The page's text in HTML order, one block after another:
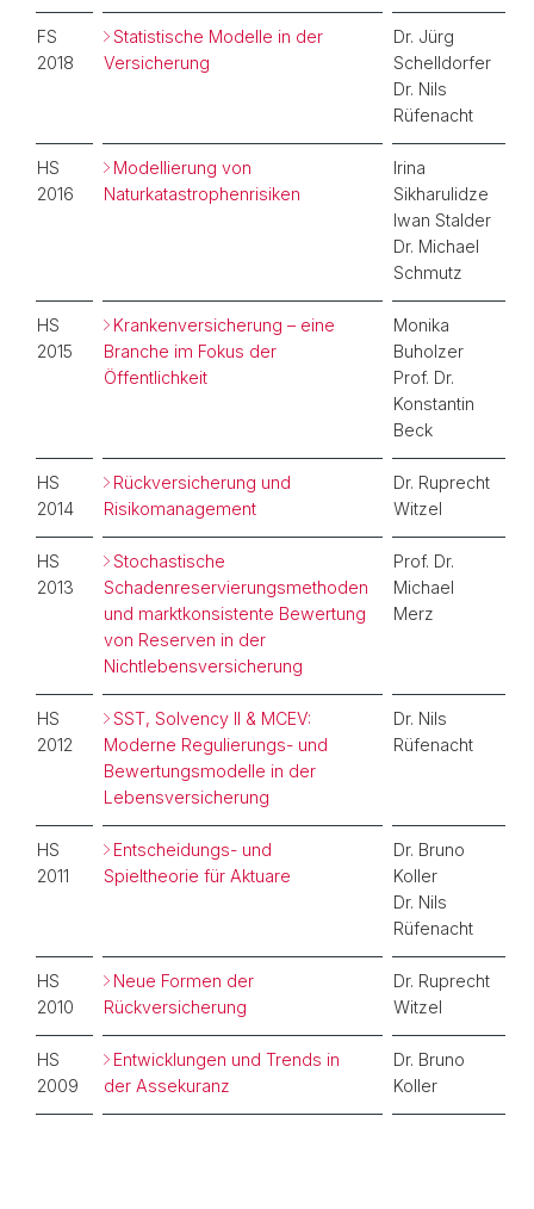
FS
2018
Statistische Modelle in der
Versicherung
Dr. Jürg
Schelldorfer
Dr. Nils
Rüfenacht
HS
2016
Modellierung von
Naturkatastrophenrisiken
Irina
Sikharulidze
Iwan Stalder
Dr. Michael
Schmutz
HS
2015
Krankenversicherung – eine
Branche im Fokus der
Öffentlichkeit
Monika
Buholzer
Prof. Dr.
Konstantin
Beck
HS
2014
Rückversicherung und
Risikomanagement
Dr. Ruprecht
Witzel
HS
2013
Stochastische
Schadenreservierungsmethoden
und marktkonsistente Bewertung
von Reserven in der
Nichtlebensversicherung
Prof. Dr.
Michael
Merz
HS
2012
SST, Solvency II & MCEV:
Moderne Regulierungs- und
Bewertungsmodelle in der
Lebensversicherung
Dr. Nils
Rüfenacht
HS
2011
Entscheidungs- und
Spieltheorie für Aktuare
Dr. Bruno
Koller
Dr. Nils
Rüfenacht
HS
2010
Neue Formen der
Rückversicherung
Dr. Ruprecht
Witzel
HS
2009
Entwicklungen und Trends in
der Assekuranz
Dr. Bruno
Koller